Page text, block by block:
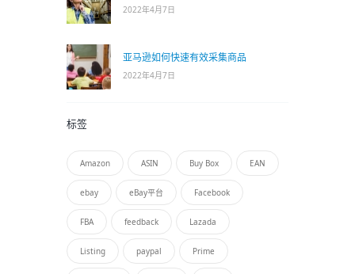
2022年4月7日
亚马逊如何快速有效采集商品
2022年4月7日
标签
Amazon ASIN Buy Box EAN
ebay eBay平台 Facebook
FBA feedback Lazada
Listing paypal Prime